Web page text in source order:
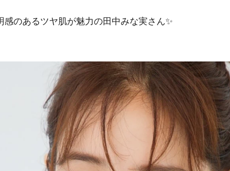
感のあるツヤ肌が魅力の田中みな実さん✨